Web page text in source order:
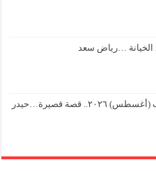
الخيانة …رياض سعد
بغضُ مِنْ ذكرى ٣ آب (أغسطس) ٢٠٢٦.. قصة قصيرة…حيدر